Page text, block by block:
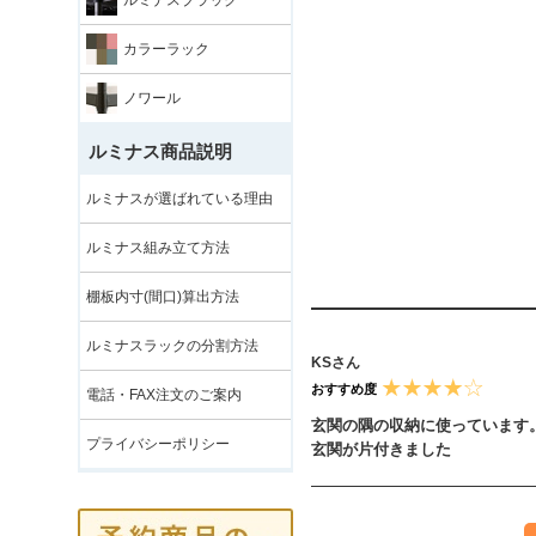
カラーラック
ノワール
ルミナス商品説明
ルミナスが選ばれている理由
ルミナス組み立て方法
棚板内寸(間口)算出方法
ルミナスラックの分割方法
電話・FAX注文のご案内
プライバシーポリシー
KSさん
おすすめ度
玄関の隅の収納に使っています
玄関が片付きました